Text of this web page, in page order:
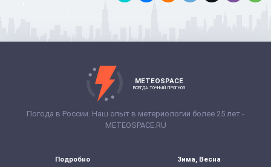
METEOSPACE
ВСЕГДА ТОЧНЫЙ ПРОГНОЗ
Погода в России. Наш опыт в метериологии более 25 лет -
METEOSPACE.RU
Подробно Зима, Весна